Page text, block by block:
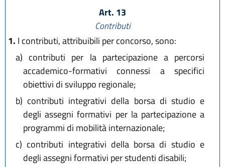
Art. 13
Contributi
1. I contributi, attribuibili per concorso, sono:
a) contributi per la partecipazione a percorsi
accademico-formativi connessi a specifici
obiettivi di sviluppo regionale;
b) contributi integrativi della borsa di studio e
degli assegni formativi per la partecipazione a
programmi di mobilità internazionale;
c) contributi integrativi della borsa di studio e
degli assegni formativi per studenti disabili;